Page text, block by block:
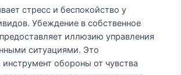
стресс и беспокойство у
Убеждение в собственное
иллюзию управления
ситуациями. Это
обороны от чувства